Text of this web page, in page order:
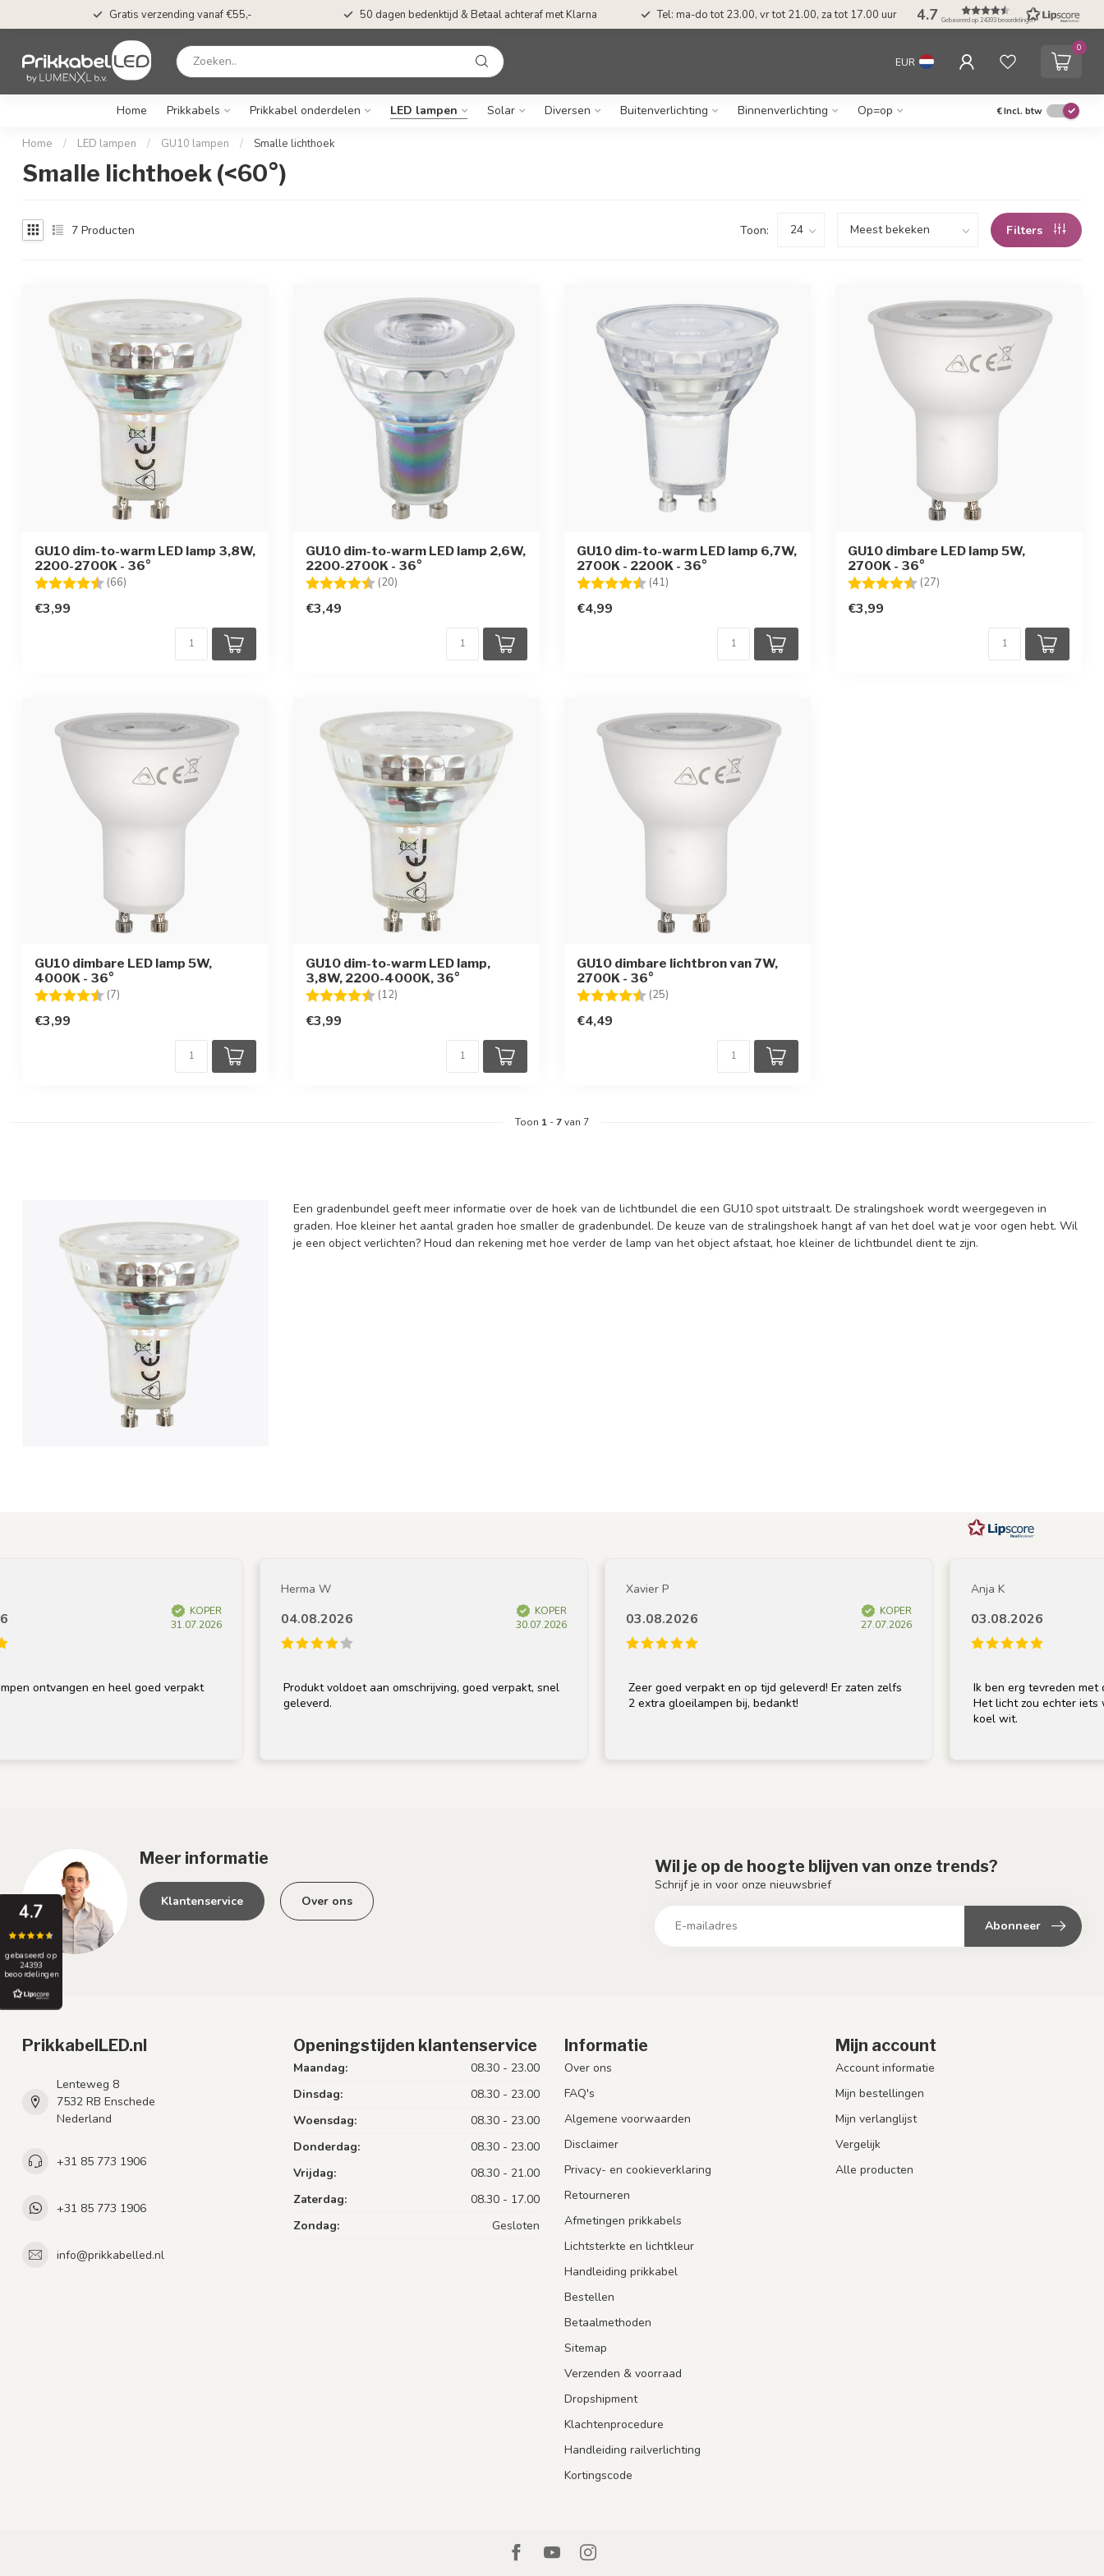
Gratis verzending vanaf €55,- 50 dagen bedenktijd & Betaal achteraf met Klarna Tel: ma-do tot 23.00, vr tot 21.00, za tot 17.00 uur 4.7 Gebaseerd op 24393 beoordelingen
EUR
0
Home Prikkabels Prikkabel onderdelen LED lampen Solar Diversen Buitenverlichting Binnenverlichting Op=op €Incl. btw
Home / LED lampen / GU10 lampen / Smalle lichthoek
Smalle lichthoek (<60°)
7 Producten Toon: Filters
GU10 dim-to-warm LED lamp 3,8W,
2200-2700K - 36°
Beoordeling: (66)
€3,99
GU10 dim-to-warm LED lamp 2,6W,
2200-2700K - 36°
Beoordeling: (20)
€3,49
GU10 dim-to-warm LED lamp 6,7W,
2700K - 2200K - 36°
Beoordeling: (41)
€4,99
GU10 dimbare LED lamp 5W,
2700K - 36°
Beoordeling: (27)
€3,99
GU10 dimbare LED lamp 5W,
4000K - 36°
Beoordeling: (7)
€3,99
GU10 dim-to-warm LED lamp,
3,8W, 2200-4000K, 36°
Beoordeling: (12)
€3,99
GU10 dimbare lichtbron van 7W,
2700K - 36°
Beoordeling: (25)
€4,49
Toon 1 -7van 7
Een gradenbundel geeft meer informatie over de hoek van de lichtbundel die een GU10 spot uitstraalt. De stralingshoek wordt weergegeven in
graden. Hoe kleiner het aantal graden hoe smaller de gradenbundel. De keuze van de stralingshoek hangt af van het doel wat je voor ogen hebt. Wil
je een object verlichten? Houd dan rekening met hoe verder de lamp van het object afstaat, hoe kleiner de lichtbundel dient te zijn.
KOPER
31.07.2026
en heel goed verpakt
Herma W
04.08.2026
KOPER
30.07.2026
Produkt voldoet aan omschrijving, goed verpakt, snel
geleverd.
Xavier P
03.08.2026
KOPER
27.07.2026
Zeer goed verpakt en op tijd geleverd! Er zaten zelfs
2 extra gloeilampen bij, bedankt!
Anja K
03.08.2026
Ik ben erg tevreden met de
Het licht zou echter iets
koel wit.
4.7
gebaseerd op
24393
beoordelingen
Meer informatie
Klantenservice Over ons
Wil je op de hoogte blijven van onze trends?
Schrijf je in voor onze nieuwsbrief
Abonneer
PrikkabelLED.nl
Lenteweg 8
7532 RB Enschede
Nederland
+31 85 773 1906
+31 85 773 1906
info@prikkabelled.nl
Openingstijden klantenservice
Maandag:
08.30 - 23.00
Dinsdag:
08.30 - 23.00
Woensdag:
08.30 - 23.00
Donderdag:
08.30 - 23.00
Vrijdag:
08.30 - 21.00
Zaterdag:
08.30 - 17.00
Zondag:
Gesloten
Informatie
Over ons
FAQ's
Algemene voorwaarden
Disclaimer
Privacy- en cookieverklaring
Retourneren
Afmetingen prikkabels
Lichtsterkte en lichtkleur
Handleiding prikkabel
Bestellen
Betaalmethoden
Sitemap
Verzenden & voorraad
Dropshipment
Klachtenprocedure
Handleiding railverlichting
Kortingscode
Mijn account
Account informatie
Mijn bestellingen
Mijn verlanglijst
Vergelijk
Alle producten